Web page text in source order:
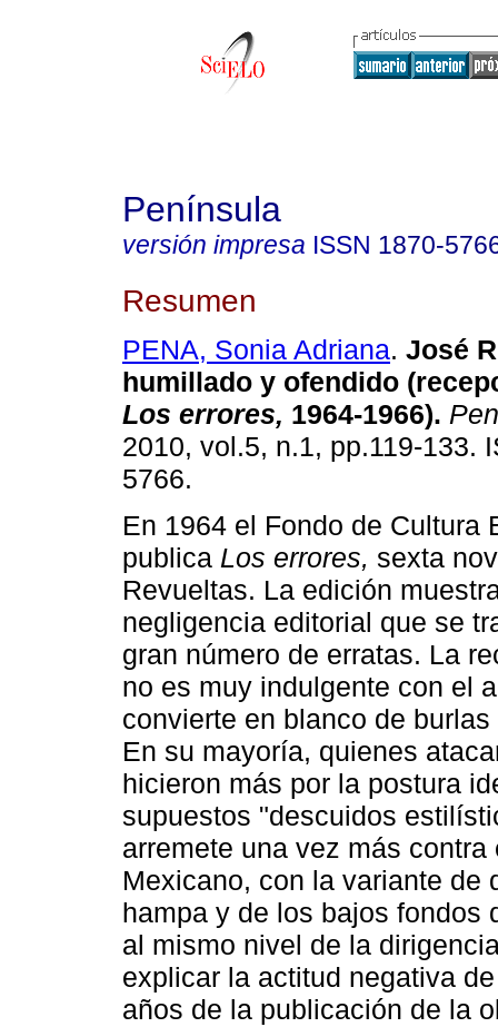
Península
versión impresa ISSN 1870-
Resumen
PENA, Sonia Adriana. José
humillado y ofendido
Los errores, 1964-1966).
2010, vol.5, n.1, pp.119-133.
5766.
En 1964 el Fondo de Cultura
publica Los errores, sexta
Revueltas. La edición
negligencia editorial que se
gran número de erratas. La
no es muy indulgente con el
convierte en blanco de
En su mayoría, quienes
hicieron más por la postura
supuestos "descuidos
arremete una vez más
Mexicano, con la variante de
hampa y de los bajos fondos
al mismo nivel de la
explicar la actitud negativa
años de la publicación de la